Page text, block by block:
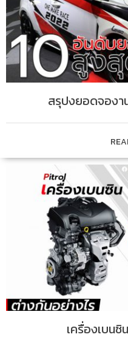
สรุปงยอดจองา
เครื่องเบนซิ